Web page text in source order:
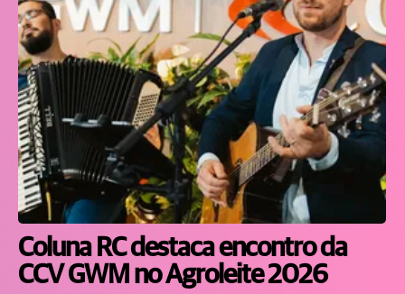
Coluna RC destaca encontro da
CCV GWM no Agroleite 2026